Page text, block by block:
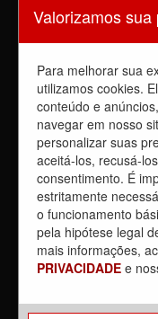
6 de agosto de
Dia de luta!
5 de agosto de
Dia 4/8, É DIA
PARTICIPE!
3 de agosto de
Reunião com
com a chefia
31 de julho de
Sobre a
30 de julho de
Valorizamos
Para melhorar sua
utilizamos cookies.
conteúdo e
navegar em nosso
personalizar suas
aceitá-los, recusá-
consentimento. É
estritamente
o funcionamento
pela hipótese legal
mais informações,
PRIVACIDADE e